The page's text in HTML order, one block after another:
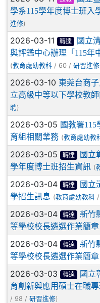
學系115學年度博士班入
進修)
2026-03-11 轉達
國立
與評鑑中心辦理「115年
(教育處幼教科 / 60 / 研習進修
2026-03-10 東莞台商
立高級中等以下學校教師
聘)
2026-03-05 國教署
育組相關業務 (教育處幼教
2026-03-05 轉達
國立
學年度博士班招生資訊 (
2026-03-04 轉達
國立
學招生訊息 (教育處幼教科 /
2026-03-04 轉達
新竹
等學校校長遴選作業簡章
2026-03-04 轉達
新竹
等學校校長遴選作業簡章
2026-03-03 轉達
國立
育創新與應用碩士在職
/ 98 / 研習進修)